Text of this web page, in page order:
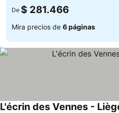
De $ 281.466
Mira precios de 6 páginas
L'écrin des Vennes -